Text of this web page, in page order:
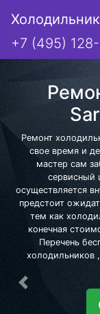
+7 (495)
Ремонт
свое время и
мастер сам
сервисный
осуществляется
предстоит
тем как
конечная
Перечень
холодильников
Предыдущая